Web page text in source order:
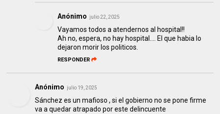
Anónimo julio 22, 2025
Vayamos todos a atendernos al hospital!!
Ah no, espera, no hay hospital.... El que habia lo
dejaron morir los politicos.
RESPONDER
Anónimo julio 19, 2025
Sánchez es un mafioso , si el gobierno no se pone firme
va a quedar atrapado por este delincuente